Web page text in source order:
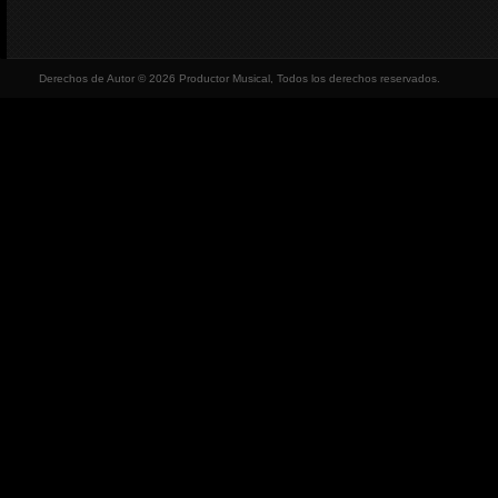
Derechos de Autor © 2026 Productor Musical, Todos los derechos reservados.